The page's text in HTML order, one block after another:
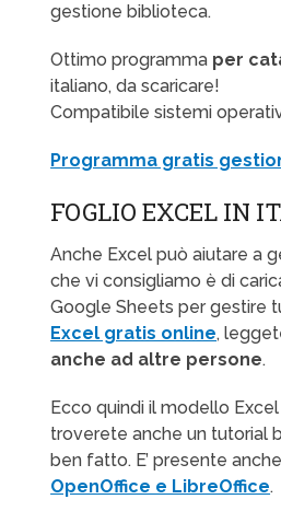
gestione biblioteca.
Ottimo programma per
italiano, da scaricare!
Compatibile sistemi
Programma gratis
FOGLIO EXCEL IN
Anche Excel può aiutare a
che vi consigliamo è di
Google Sheets per gestire
Excel gratis online,
anche ad altre persone.
Ecco quindi il modello
troverete anche un tutorial
ben fatto. E’ presente
OpenOffice e LibreOffice.